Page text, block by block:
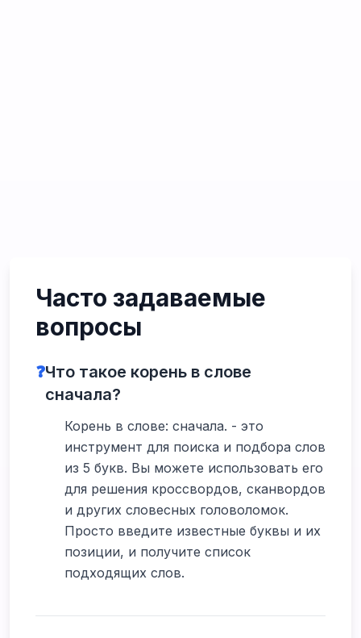
Часто задаваемые
вопросы
❓Что такое корень в слове
сначала?
Корень в слове: сначала. - это
инструмент для поиска и подбора слов
из 5 букв. Вы можете использовать его
для решения кроссвордов, сканвордов
и других словесных головоломок.
Просто введите известные буквы и их
позиции, и получите список
подходящих слов.